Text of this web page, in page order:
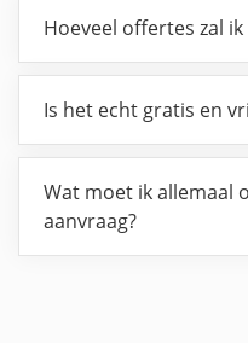
Hoeveel offertes zal
Is het echt gratis en
Wat moet ik allemaal
aanvraag?